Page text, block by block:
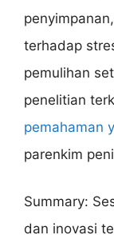
terhadap
pemulihan
penelitian
pemahaman
parenkim
Summary:
dan inovasi